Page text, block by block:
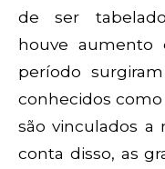
de ser
houve aumento
período
conhecidos como
são vinculados a
conta disso, as